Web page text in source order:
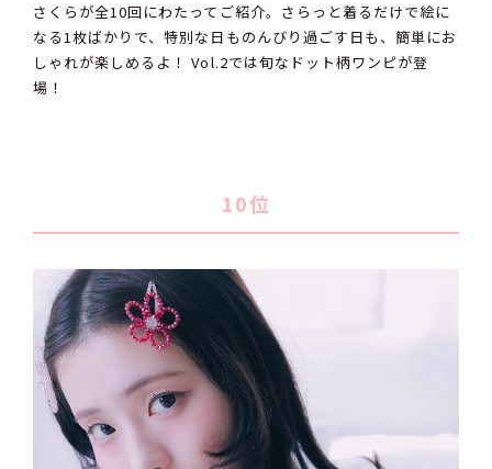
さくらが全10回にわたってご紹介。さらっと着るだけで絵に
なる1枚ばかりで、特別な日ものんびり過ごす日も、簡単にお
しゃれが楽しめるよ！ Vol.2では旬なドット柄ワンピが登
場！
10位